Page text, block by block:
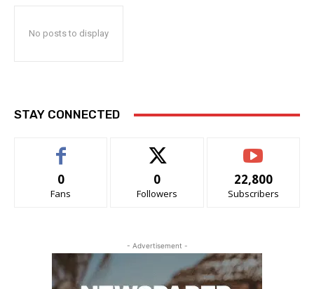
No posts to display
STAY CONNECTED
0
Fans
0
Followers
22,800
Subscribers
- Advertisement -